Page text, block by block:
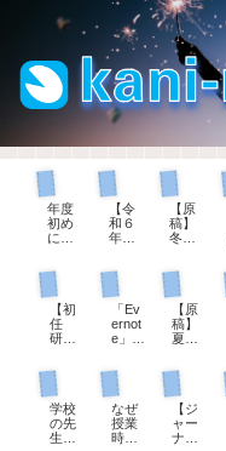
教育用語
年度
初め
に確
い。
「服
務の
宣
誓」
にす
るの
か？
教師手帳
【令
和６
年
手
帳、
ダウ
ンロ
ード
ま
す。
「小
学校
版」
「中
生徒指
【原
稿】
冬休
生徒
指導
の先
生の
お話
和4年
度
版）
初任者研修
【初
任
研】
１学
期の
振り
返
り」
への
パソコン
「Ev
ernot
e」か
「Up
Note
」へ
20年
分の
手帳
生徒指
【原
稿】
夏休
前、
生徒
指導
の先
生の
お話
教師手帳
学校
の先
生に
現職教育担当とし
なぜ
授業
時間
ジャー
【ジ
ャー
ナリ